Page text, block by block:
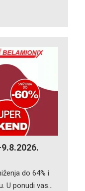
do 64% i
U ponudi vas…